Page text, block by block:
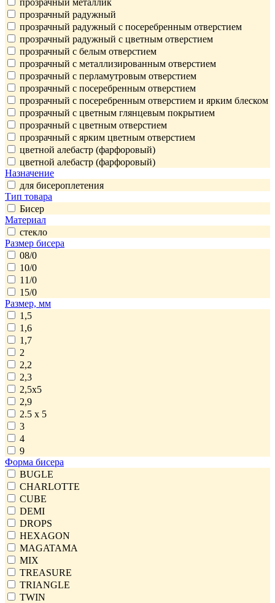
прозрачный радужный
прозрачный радужный с поcеребренным отверстием
прозрачный радужный с цветным отверстием
прозрачный с белым отверстием
прозрачный с металлизированным отверстием
прозрачный с перламутровым отверстием
прозрачный с посеребренным отверстием
прозрачный с посеребренным отверстием и ярким блеском
прозрачный с цветным глянцевым покрытием
прозрачный с цветным отверстием
прозрачный с ярким цветным отверстием
цветной алебастр (фарфоровый)
цветной алебастр (фарфоровый)
Назначение
для бисероплетения
Тип товара
Бисер
Материал
стекло
Размер бисера
08/0
10/0
11/0
15/0
Размер, мм
1,5
1,6
1,7
2
2,2
2,3
2,5x5
2,9
2.5 x 5
3
4
9
Форма бисера
BUGLE
CHARLOTTE
CUBE
DEMI
DROPS
HEXAGON
MAGATAMA
MIX
TREASURE
TRIANGLE
TWIN